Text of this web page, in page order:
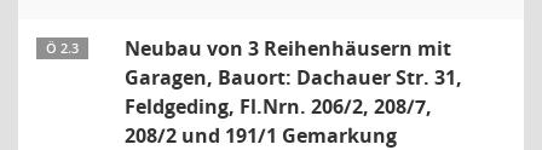
Ö 2.3
Neubau von 3 Reihenhäusern mit
Garagen, Bauort: Dachauer Str. 31,
Feldgeding, Fl.Nrn. 206/2, 208/7,
208/2 und 191/1 Gemarkung